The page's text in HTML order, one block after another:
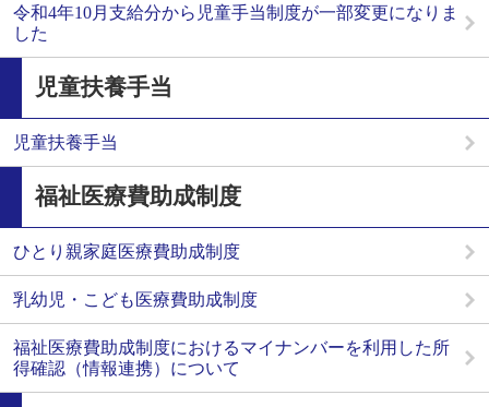
令和4年10月支給分から児童手当制度が一部変更になりま
した
児童扶養手当
児童扶養手当
福祉医療費助成制度
ひとり親家庭医療費助成制度
乳幼児・こども医療費助成制度
福祉医療費助成制度におけるマイナンバーを利用した所
得確認（情報連携）について